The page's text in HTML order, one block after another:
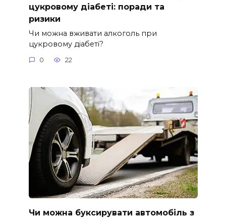
цукровому діабеті: поради та
ризики
Чи можна вживати алкоголь при
цукровому діабеті?
0 22
Чи можна буксирувати автомобіль з